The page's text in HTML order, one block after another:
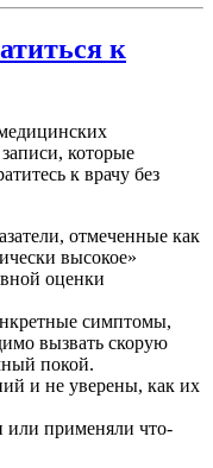
к
которые
к врачу без
отмеченные как
высокое»
оценки
симптомы,
вызвать скорую
покой.
и не уверены, как их
применяли что-